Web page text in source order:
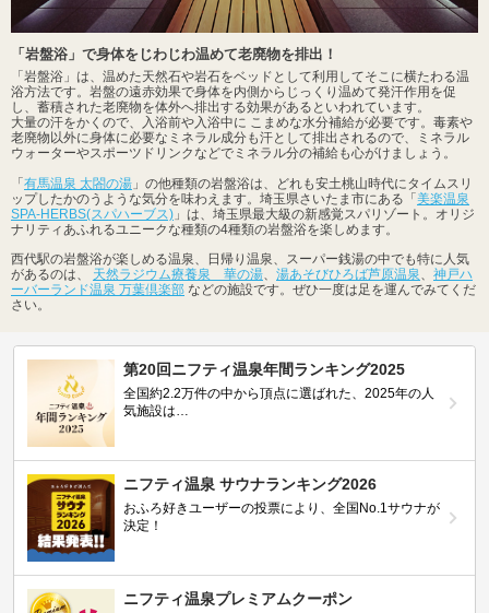
「岩盤浴」で身体をじわじわ温めて老廃物を排出！
「岩盤浴」は、温めた天然石や岩石をベッドとして利用してそこに横たわる温
浴方法です。岩盤の遠赤効果で身体を内側からじっくり温めて発汗作用を促
し、蓄積された老廃物を体外へ排出する効果があるといわれています。
大量の汗をかくので、入浴前や入浴中に こまめな水分補給が必要です。毒素や
老廃物以外に身体に必要なミネラル成分も汗として排出されるので、ミネラル
ウォーターやスポーツドリンクなどでミネラル分の補給も心がけましょう。
「 有馬温泉 太閤の湯 」の他種類の岩盤浴は、どれも安土桃山時代にタイムスリ
ップしたかのうような気分を味わえます。埼玉県さいたま市にある「 美楽温泉
SPA-HERBS(スパハーブス) 」は、埼玉県最大級の新感覚スパリゾート。オリジ
ナリティあふれるユニークな種類の4種類の岩盤浴を楽しめます。
西代駅の岩盤浴が楽しめる温泉、日帰り温泉、スーパー銭湯の中でも特に人気
があるのは、 天然ラジウム療養泉 華の湯、 湯あそびひろば芦原温泉、 神戸ハ
ーバーランド温泉 万葉倶楽部 などの施設です。ぜひ一度は足を運んでみてくだ
さい。
第20回ニフティ温泉年間ランキング2025
全国約2.2万件の中から頂点に選ばれた、2025年の人
気施設は…
ニフティ温泉 サウナランキング2026
おふろ好きユーザーの投票により、全国No.1サウナが
決定！
ニフティ温泉プレミアムクーポン